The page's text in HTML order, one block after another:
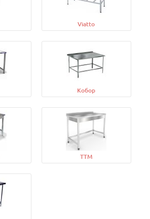
Viatto
Кобор
ТТМ